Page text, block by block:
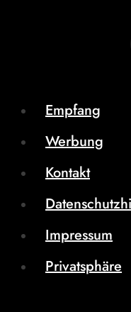
Empfang
Werbung
Kontakt
Impressum
Privatsphäre